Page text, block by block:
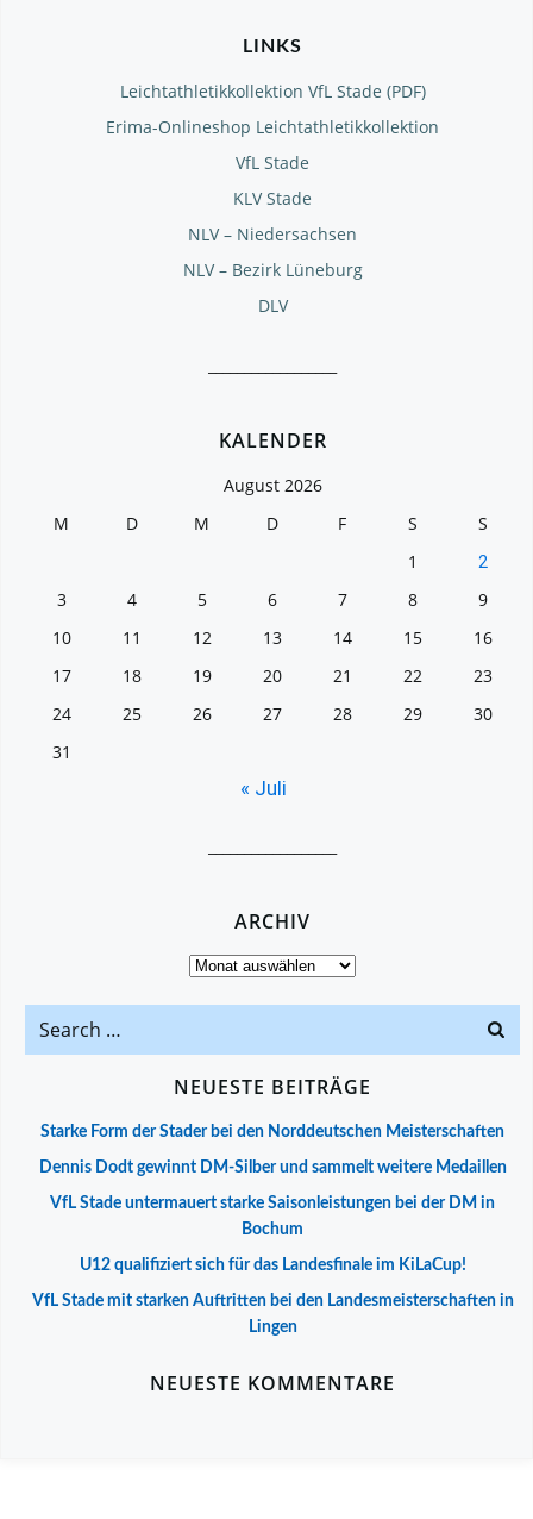
LINKS
Leichtathletikkollektion VfL Stade (PDF)
Erima-Onlineshop Leichtathletikkollektion
VfL Stade
KLV Stade
NLV – Niedersachsen
NLV – Bezirk Lüneburg
DLV
KALENDER
August 2026
M
D M D F S
S
1
2
3 4 5 6 7 8
9
10
11 12 13 14 15
16
17
18 19 20 21 22
23
24
25 26 27 28 29
30
31
« Juli
ARCHIV
Archiv
Search
for:
NEUESTE BEITRÄGE
Starke Form der Stader bei den Norddeutschen Meisterschaften
Dennis Dodt gewinnt DM-Silber und sammelt weitere Medaillen
VfL Stade untermauert starke Saisonleistungen bei der DM in
Bochum
U12 qualifiziert sich für das Landesfinale im KiLaCup!
VfL Stade mit starken Auftritten bei den Landesmeisterschaften in
Lingen
NEUESTE KOMMENTARE